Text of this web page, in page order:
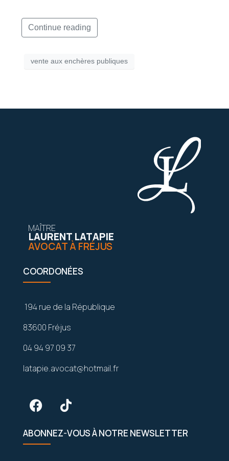
Continue reading
vente aux enchères publiques
MAÎTRE
LAURENT LATAPIE
AVOCAT À FRÉJUS
COORDONÉES
194 rue de la République
83600 Fréjus
04 94 97 09 37
latapie.avocat@hotmail.fr
ABONNEZ-VOUS À NOTRE NEWSLETTER